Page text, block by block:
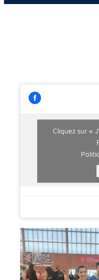
Cliquez sur «